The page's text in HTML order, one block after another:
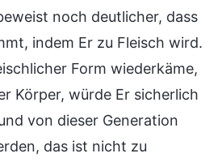
noch deutlicher, dass
indem Er zu Fleisch wird.
Form wiederkäme,
Körper, würde Er sicherlich
von dieser Generation
das ist nicht zu